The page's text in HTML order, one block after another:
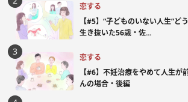
恋する
【#5】“子どものいない人生”
生き抜いた56歳・佐...
恋する
【#6】不妊治療をやめて人生が
んの場合・後編